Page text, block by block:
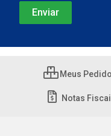
Meus
Notas